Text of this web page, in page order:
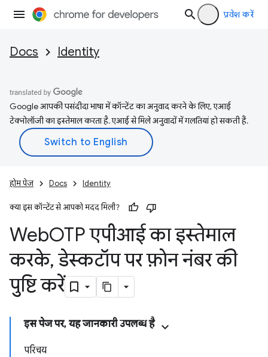
प्रवेश करें
Docs Identity
Google आपकी पसंदीदा भाषा में कॉन्टेंट का अनुवाद करने के लिए, एआई
टेक्नोलॉजी का इस्तेमाल करता है. एआई से मिले अनुवादों में गलतियां हो सकती हैं.
होम पेज Docs Identity
क्या इस कॉन्टेंट से आपको मदद मिली?
WebOTP एपीआई का इस्तेमाल
करके, डेस्कटॉप पर फ़ोन नंबर की
पुष्टि करें
इस पेज पर, यह जानकारी उपलब्ध है
परिचय